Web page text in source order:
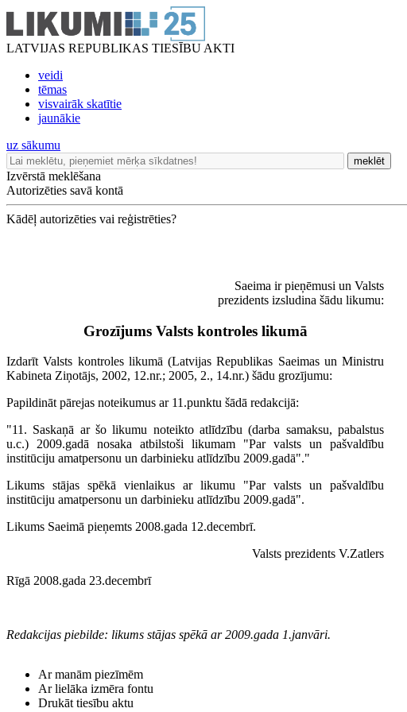
LATVIJAS REPUBLIKAS TIESĪBU AKTI
veidi
tēmas
visvairāk skatītie
jaunākie
uz sākumu
meklēt
Izvērstā meklēšana
Autorizēties savā kontā
Kādēļ autorizēties vai reģistrēties?
Saeima ir pieņēmusi un Valsts
prezidents izsludina šādu likumu:
Grozījums Valsts kontroles likumā
Izdarīt Valsts kontroles likumā (Latvijas Republikas Saeimas un Ministru
Kabineta Ziņotājs, 2002, 12.nr.; 2005, 2., 14.nr.) šādu grozījumu:
Papildināt pārejas noteikumus ar 11.punktu šādā redakcijā:
"11. Saskaņā ar šo likumu noteikto atlīdzību (darba samaksu, pabalstus
u.c.) 2009.gadā nosaka atbilstoši likumam "Par valsts un pašvaldību
institūciju amatpersonu un darbinieku atlīdzību 2009.gadā"."
Likums stājas spēkā vienlaikus ar likumu "Par valsts un pašvaldību
institūciju amatpersonu un darbinieku atlīdzību 2009.gadā".
Likums Saeimā pieņemts 2008.gada 12.decembrī.
Valsts prezidents V.Zatlers
Rīgā 2008.gada 23.decembrī
Redakcijas piebilde: likums stājas spēkā ar 2009.gada 1.janvāri.
Ar manām piezīmēm
Ar lielāka izmēra fontu
Drukāt tiesību aktu